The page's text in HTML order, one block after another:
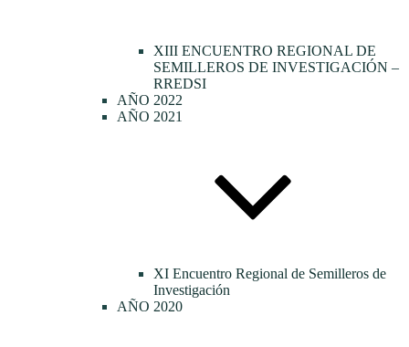
XIII ENCUENTRO REGIONAL DE
SEMILLEROS DE INVESTIGACIÓN –
RREDSI
AÑO 2022
AÑO 2021
XI Encuentro Regional de Semilleros de
Investigación
AÑO 2020